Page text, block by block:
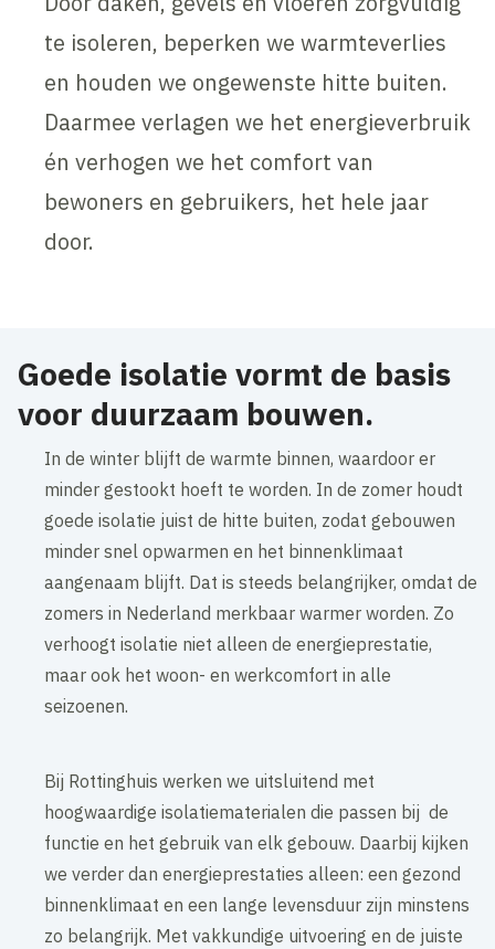
te isoleren, beperken we warmteverlies
en houden we ongewenste hitte buiten.
Daarmee verlagen we het energieverbruik
én verhogen we het comfort van
bewoners en gebruikers, het hele jaar
door.
Goede isolatie vormt de basis
voor duurzaam bouwen.
In de winter blijft de warmte binnen, waardoor er
minder gestookt hoeft te worden. In de zomer houdt
goede isolatie juist de hitte buiten, zodat gebouwen
minder snel opwarmen en het binnenklimaat
aangenaam blijft. Dat is steeds belangrijker, omdat de
zomers in Nederland merkbaar warmer worden. Zo
verhoogt isolatie niet alleen de energieprestatie,
maar ook het woon- en werkcomfort in alle
seizoenen.
Bij Rottinghuis werken we uitsluitend met
hoogwaardige isolatiematerialen die passen bij de
functie en het gebruik van elk gebouw. Daarbij kijken
we verder dan energieprestaties alleen: een gezond
binnenklimaat en een lange levensduur zijn minstens
zo belangrijk. Met vakkundige uitvoering en de juiste